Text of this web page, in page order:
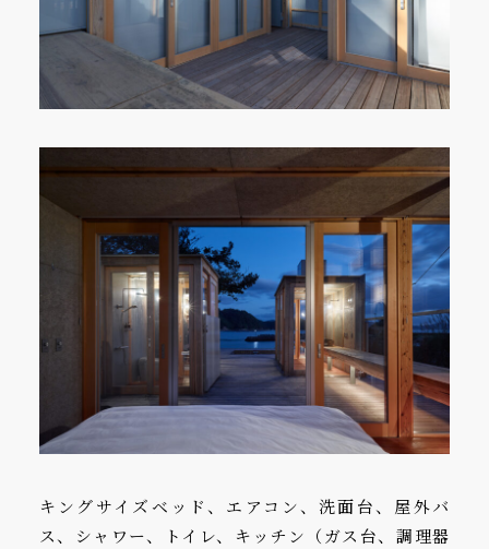
キングサイズベッド、エアコン、洗面台、屋外バ
ス、シャワー、トイレ、キッチン（ガス台、調理器